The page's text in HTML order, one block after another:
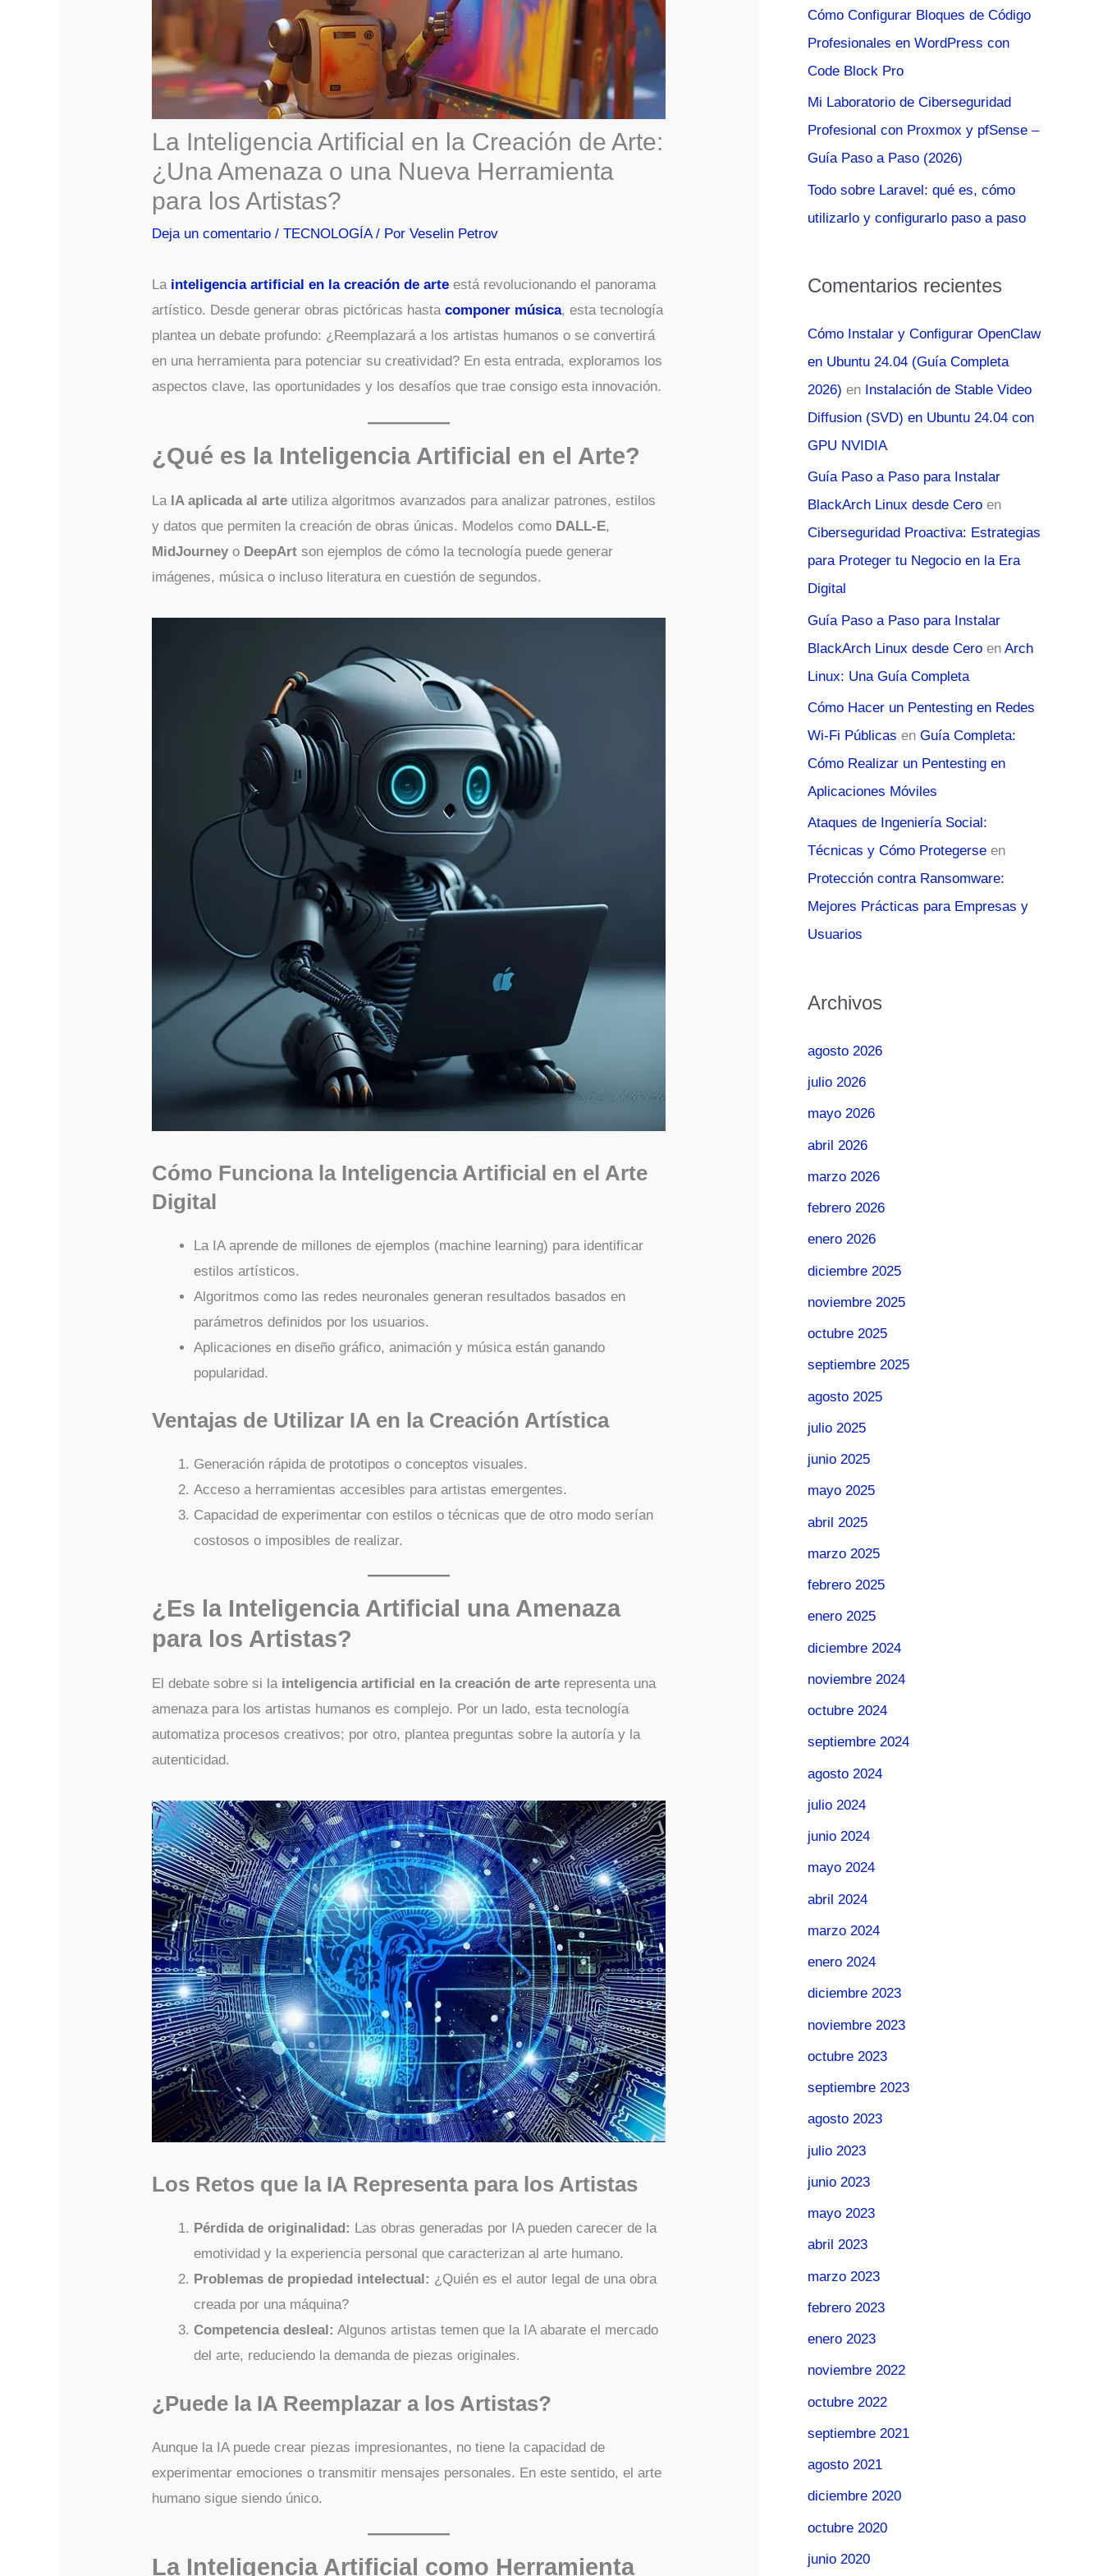
La Inteligencia Artificial en la Creación de Arte:
¿Una Amenaza o una Nueva Herramienta
para los Artistas?
Deja un comentario /TECNOLOGÍA/ PorVeselin Petrov
La inteligencia artificial en la creación de arte está revolucionando el panorama
artístico. Desde generar obras pictóricas hastacomponer música, esta tecnología
plantea un debate profundo: ¿Reemplazará a los artistas humanos o se convertirá
en una herramienta para potenciar su creatividad? En esta entrada, exploramos los
aspectos clave, las oportunidades y los desafíos que trae consigo esta innovación.
¿Qué es la Inteligencia Artificial en el Arte?
La IA aplicada al arte utiliza algoritmos avanzados para analizar patrones, estilos
y datos que permiten la creación de obras únicas. Modelos como DALL-E,
MidJourney o DeepArt son ejemplos de cómo la tecnología puede generar
imágenes, música o incluso literatura en cuestión de segundos.
Cómo Funciona la Inteligencia Artificial en el Arte
Digital
La IA aprende de millones de ejemplos (machine learning) para identificar
estilos artísticos.
Algoritmos como las redes neuronales generan resultados basados en
parámetros definidos por los usuarios.
Aplicaciones en diseño gráfico, animación y música están ganando
popularidad.
Ventajas de Utilizar IA en la Creación Artística
Generación rápida de prototipos o conceptos visuales.
Acceso a herramientas accesibles para artistas emergentes.
Capacidad de experimentar con estilos o técnicas que de otro modo serían
costosos o imposibles de realizar.
¿Es la Inteligencia Artificial una Amenaza
para los Artistas?
El debate sobre si la inteligencia artificial en la creación de arte representa una
amenaza para los artistas humanos es complejo. Por un lado, esta tecnología
automatiza procesos creativos; por otro, plantea preguntas sobre la autoría y la
autenticidad.
Los Retos que la IA Representa para los Artistas
Pérdida de originalidad: Las obras generadas por IA pueden carecer de la
emotividad y la experiencia personal que caracterizan al arte humano.
Problemas de propiedad intelectual: ¿Quién es el autor legal de una obra
creada por una máquina?
Competencia desleal: Algunos artistas temen que la IA abarate el mercado
del arte, reduciendo la demanda de piezas originales.
¿Puede la IA Reemplazar a los Artistas?
Aunque la IA puede crear piezas impresionantes, no tiene la capacidad de
experimentar emociones o transmitir mensajes personales. En este sentido, el arte
humano sigue siendo único.
La Inteligencia Artificial como Herramienta
:
Cómo Configurar Bloques de Código
Profesionales en WordPress con
Code Block Pro
Mi Laboratorio de Ciberseguridad
Profesional con Proxmox y pfSense –
Guía Paso a Paso (2026)
Todo sobre Laravel: qué es, cómo
utilizarlo y configurarlo paso a paso
Comentarios recientes
Cómo Instalar y Configurar OpenClaw
en Ubuntu 24.04 (Guía Completa
2026) en Instalación de Stable Video
Diffusion (SVD) en Ubuntu 24.04 con
GPU NVIDIA
Guía Paso a Paso para Instalar
BlackArch Linux desde Cero en
Ciberseguridad Proactiva: Estrategias
para Proteger tu Negocio en la Era
Digital
Guía Paso a Paso para Instalar
BlackArch Linux desde Cero en Arch
Linux: Una Guía Completa
Cómo Hacer un Pentesting en Redes
Wi-Fi Públicas en Guía Completa:
Cómo Realizar un Pentesting en
Aplicaciones Móviles
Ataques de Ingeniería Social:
Técnicas y Cómo Protegerse en
Protección contra Ransomware:
Mejores Prácticas para Empresas y
Usuarios
Archivos
agosto 2026
julio 2026
mayo 2026
abril 2026
marzo 2026
febrero 2026
enero 2026
diciembre 2025
noviembre 2025
octubre 2025
septiembre 2025
agosto 2025
julio 2025
junio 2025
mayo 2025
abril 2025
marzo 2025
febrero 2025
enero 2025
diciembre 2024
noviembre 2024
octubre 2024
septiembre 2024
agosto 2024
julio 2024
junio 2024
mayo 2024
abril 2024
marzo 2024
enero 2024
diciembre 2023
noviembre 2023
octubre 2023
septiembre 2023
agosto 2023
julio 2023
junio 2023
mayo 2023
abril 2023
marzo 2023
febrero 2023
enero 2023
noviembre 2022
octubre 2022
septiembre 2021
agosto 2021
diciembre 2020
octubre 2020
junio 2020